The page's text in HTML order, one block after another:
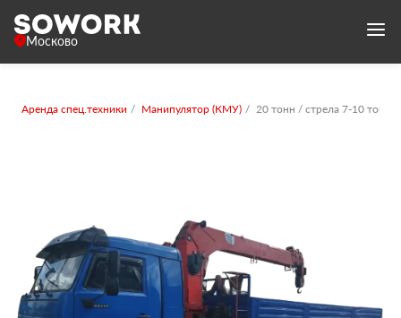
Москово
Аренда спец.техники Манипулятор (КМУ) 20 тонн / стрела 7-10 тонн